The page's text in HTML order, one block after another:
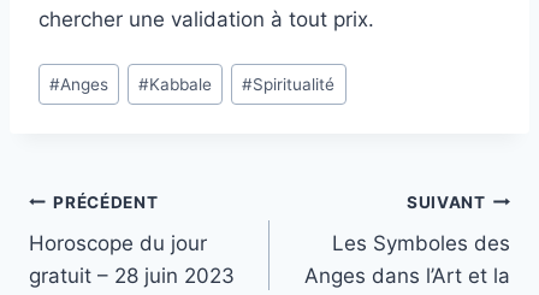
chercher une validation à tout prix.
Étiquettes
de
#Anges #Kabbale #Spiritualité
Navigation
de
PRÉCÉDENT
Horoscope du jour
gratuit – 28 juin 2023
SUIVANT
Les Symboles des
Anges dans l’Art et la